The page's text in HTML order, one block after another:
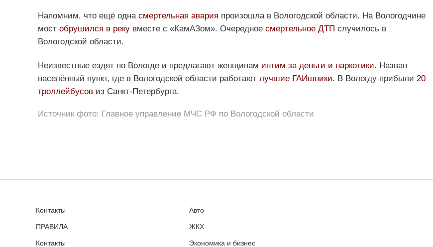
Напомним, что ещё одна смертельная авария произошла в Вологодской области. На Вологодчине
мост обрушился в рекувместе с «КамАЗом». Очередное смертельное ДТП случилось в
Вологодской области.
Неизвестные ездят по Вологде и предлагают женщинам интим за деньги и наркотики. Назван
населённый пункт, где в Вологодской области работают лучшие ГАИшники. В Вологду прибыли 20
троллейбусовиз Санкт-Петербурга.
Источник фото: Главное управление МЧС РФ по Вологодской области
Контакты
ПРАВИЛА
Контакты
Авто
ЖКХ
Экономика и бизнес